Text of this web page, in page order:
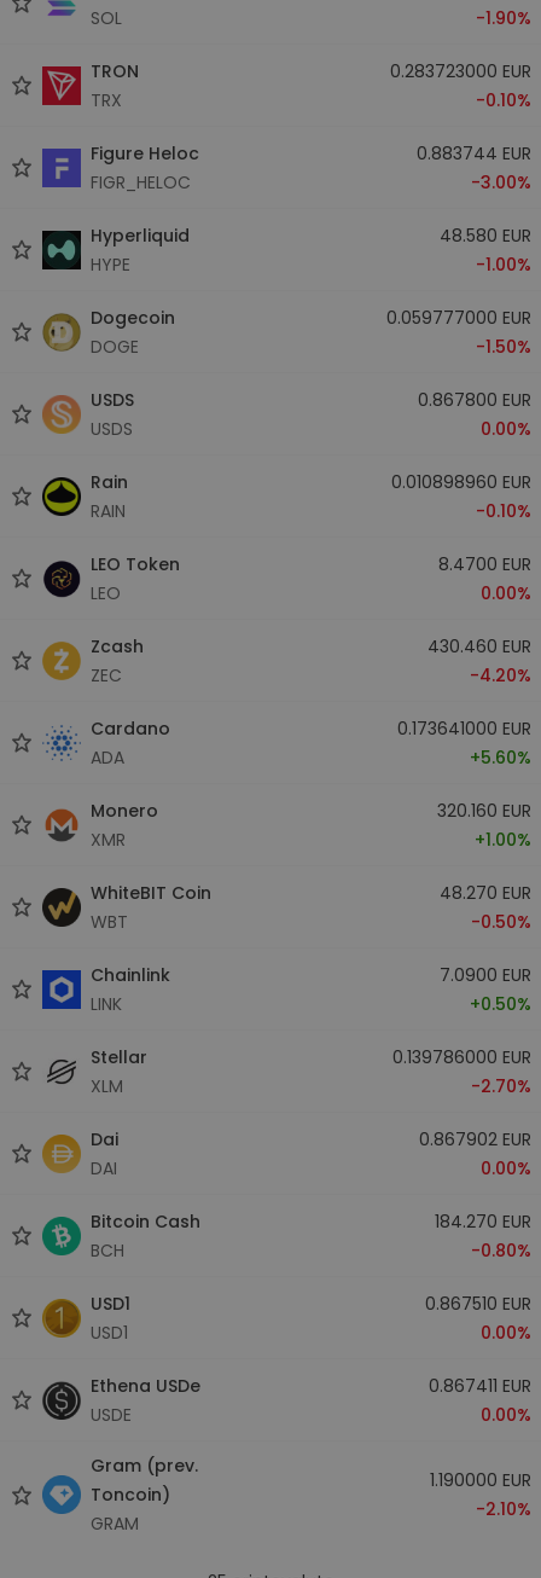
SOL
-1.90%
TRON
TRX
0.283723000 EUR
-0.10%
Figure Heloc
FIGR_HELOC
0.883744 EUR
-3.00%
Hyperliquid
HYPE
48.580 EUR
-1.00%
Dogecoin
DOGE
0.059777000 EUR
-1.50%
USDS
USDS
0.867800 EUR
0.00%
Rain
RAIN
0.010898960 EUR
-0.10%
LEO Token
LEO
8.4700 EUR
0.00%
Zcash
ZEC
430.460 EUR
-4.20%
Cardano
ADA
0.173641000 EUR
+5.60%
Monero
XMR
320.160 EUR
+1.00%
WhiteBIT Coin
WBT
48.270 EUR
-0.50%
Chainlink
LINK
7.0900 EUR
+0.50%
Stellar
XLM
0.139786000 EUR
-2.70%
Dai
DAI
0.867902 EUR
0.00%
Bitcoin Cash
BCH
184.270 EUR
-0.80%
USD1
USD1
0.867510 EUR
0.00%
Ethena USDe
USDE
0.867411 EUR
0.00%
Gram (prev.
Toncoin)
GRAM
1.190000 EUR
-2.10%